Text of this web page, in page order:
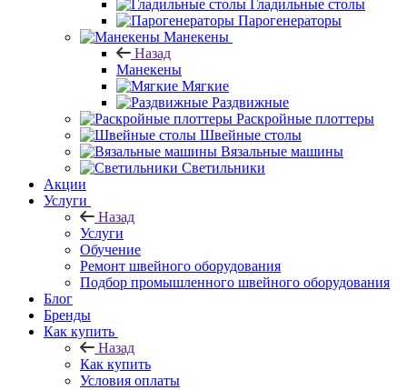
Гладильные столы
Парогенераторы
Манекены
Назад
Манекены
Мягкие
Раздвижные
Раскройные плоттеры
Швейные столы
Вязальные машины
Светильники
Акции
Услуги
Назад
Услуги
Обучение
Ремонт швейного оборудования
Подбор промышленного швейного оборудования
Блог
Бренды
Как купить
Назад
Как купить
Условия оплаты